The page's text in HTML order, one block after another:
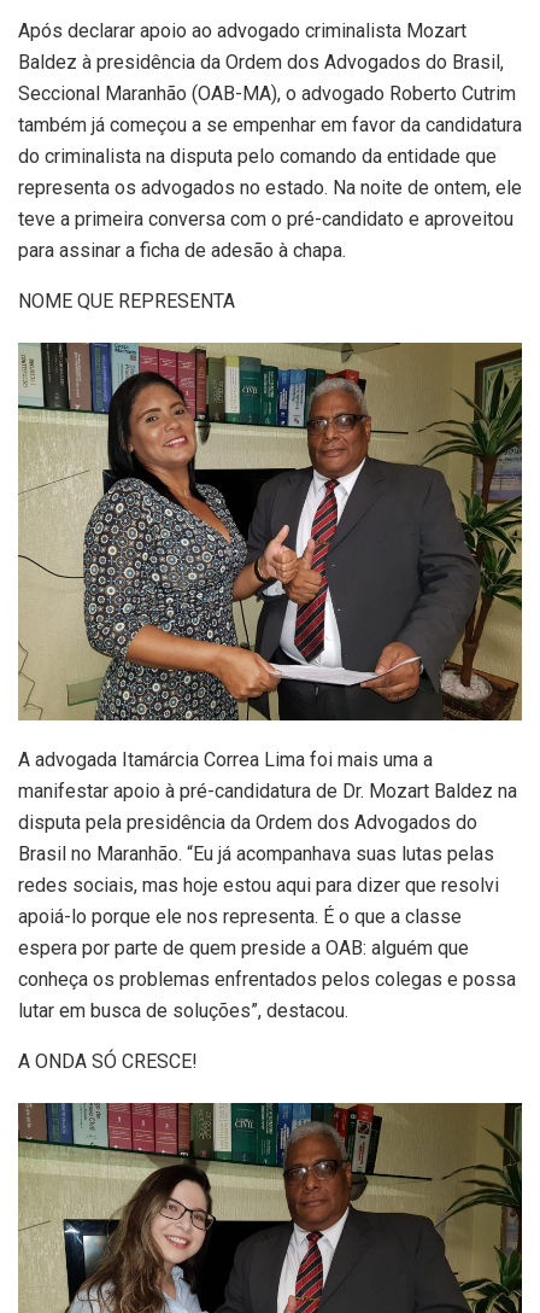
Após declarar apoio ao advogado criminalista Mozart
Baldez à presidência da Ordem dos Advogados do Brasil,
Seccional Maranhão (OAB-MA), o advogado Roberto Cutrim
também já começou a se empenhar em favor da candidatura
do criminalista na disputa pelo comando da entidade que
representa os advogados no estado. Na noite de ontem, ele
teve a primeira conversa com o pré-candidato e aproveitou
para assinar a ficha de adesão à chapa.
NOME QUE REPRESENTA
A advogada Itamárcia Correa Lima foi mais uma a
manifestar apoio à pré-candidatura de Dr. Mozart Baldez na
disputa pela presidência da Ordem dos Advogados do
Brasil no Maranhão. “Eu já acompanhava suas lutas pelas
redes sociais, mas hoje estou aqui para dizer que resolvi
apoiá-lo porque ele nos representa. É o que a classe
espera por parte de quem preside a OAB: alguém que
conheça os problemas enfrentados pelos colegas e possa
lutar em busca de soluções”, destacou.
A ONDA SÓ CRESCE!